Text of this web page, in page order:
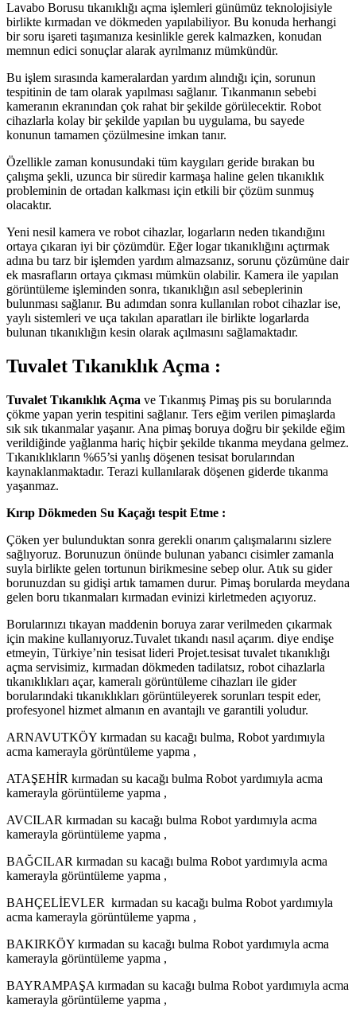
Lavabo Borusu tıkanıklığı açma işlemleri günümüz teknolojisiyle
birlikte kırmadan ve dökmeden yapılabiliyor. Bu konuda herhangi
bir soru işareti taşımanıza kesinlikle gerek kalmazken, konudan
memnun edici sonuçlar alarak ayrılmanız mümkündür.
Bu işlem sırasında kameralardan yardım alındığı için, sorunun
tespitinin de tam olarak yapılması sağlanır. Tıkanmanın sebebi
kameranın ekranından çok rahat bir şekilde görülecektir. Robot
cihazlarla kolay bir şekilde yapılan bu uygulama, bu sayede
konunun tamamen çözülmesine imkan tanır.
Özellikle zaman konusundaki tüm kaygıları geride bırakan bu
çalışma şekli, uzunca bir süredir karmaşa haline gelen tıkanıklık
probleminin de ortadan kalkması için etkili bir çözüm sunmuş
olacaktır.
Yeni nesil kamera ve robot cihazlar, logarların neden tıkandığını
ortaya çıkaran iyi bir çözümdür. Eğer logar tıkanıklığını açtırmak
adına bu tarz bir işlemden yardım almazsanız, sorunu çözümüne dair
ek masrafların ortaya çıkması mümkün olabilir. Kamera ile yapılan
görüntüleme işleminden sonra, tıkanıklığın asıl sebeplerinin
bulunması sağlanır. Bu adımdan sonra kullanılan robot cihazlar ise,
yaylı sistemleri ve uça takılan aparatları ile birlikte logarlarda
bulunan tıkanıklığın kesin olarak açılmasını sağlamaktadır.
Tuvalet Tıkanıklık Açma :
Tuvalet Tıkanıklık Açma ve Tıkanmış Pimaş pis su borularında
çökme yapan yerin tespitini sağlanır. Ters eğim verilen pimaşlarda
sık sık tıkanmalar yaşanır. Ana pimaş boruya doğru bir şekilde eğim
verildiğinde yağlanma hariç hiçbir şekilde tıkanma meydana gelmez.
Tıkanıklıkların %65’si yanlış döşenen tesisat borularından
kaynaklanmaktadır. Terazi kullanılarak döşenen giderde tıkanma
yaşanmaz.
Kırıp Dökmeden Su Kaçağı tespit Etme :
Çöken yer bulunduktan sonra gerekli onarım çalışmalarını sizlere
sağlıyoruz. Borunuzun önünde bulunan yabancı cisimler zamanla
suyla birlikte gelen tortunun birikmesine sebep olur. Atık su gider
borunuzdan su gidişi artık tamamen durur. Pimaş borularda meydana
gelen boru tıkanmaları kırmadan evinizi kirletmeden açıyoruz.
Borularınızı tıkayan maddenin boruya zarar verilmeden çıkarmak
için makine kullanıyoruz.Tuvalet tıkandı nasıl açarım. diye endişe
etmeyin, Türkiye’nin tesisat lideri Projet.tesisat tuvalet tıkanıklığı
açma servisimiz, kırmadan dökmeden tadilatsız, robot cihazlarla
tıkanıklıkları açar, kameralı görüntüleme cihazları ile gider
borularındaki tıkanıklıkları görüntüleyerek sorunları tespit eder,
profesyonel hizmet almanın en avantajlı ve garantili yoludur.
ARNAVUTKÖY kırmadan su kacağı bulma, Robot yardımıyla
acma kamerayla görüntüleme yapma ,
ATAŞEHİR kırmadan su kacağı bulma Robot yardımıyla acma
kamerayla görüntüleme yapma ,
AVCILAR kırmadan su kacağı bulma Robot yardımıyla acma
kamerayla görüntüleme yapma ,
BAĞCILAR kırmadan su kacağı bulma Robot yardımıyla acma
kamerayla görüntüleme yapma ,
BAHÇELİEVLER kırmadan su kacağı bulma Robot yardımıyla
acma kamerayla görüntüleme yapma ,
BAKIRKÖY kırmadan su kacağı bulma Robot yardımıyla acma
kamerayla görüntüleme yapma ,
BAYRAMPAŞA kırmadan su kacağı bulma Robot yardımıyla acma
kamerayla görüntüleme yapma ,